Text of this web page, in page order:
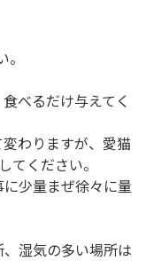
べるだけ与えてく
わりますが、愛猫
てください。
少量まぜ徐々に量
、湿気の多い場所は